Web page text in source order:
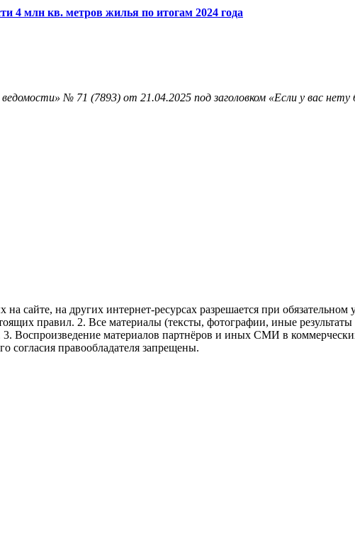
4 млн кв. метров жилья по итогам 2024 года
№ 71 (7893) от 21.04.2025 под заголовком «Если у вас нету
сайте, на других интернет-ресурсах разрешается при
правил. 2. Все материалы (тексты, фотографии, иные
3. Воспроизведение материалов партнёров и иных СМИ в
согласия правообладателя запрещены.